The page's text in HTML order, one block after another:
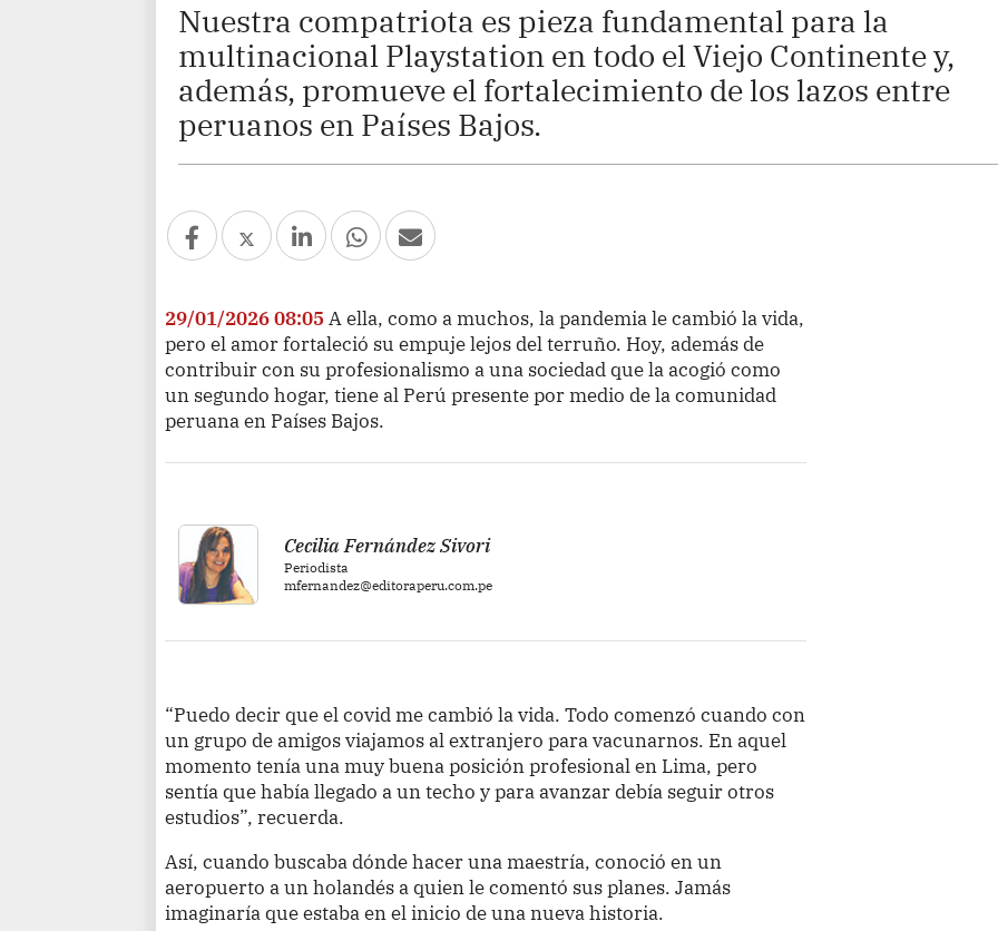
Nuestra compatriota es pieza fundamental para la
multinacional Playstation en todo el Viejo Continente y,
además, promueve el fortalecimiento de los lazos entre
peruanos en Países Bajos.
29/01/2026 08:05A ella, como a muchos, la pandemia le cambió la vida,
pero el amor fortaleció su empuje lejos del terruño. Hoy, además de
contribuir con su profesionalismo a una sociedad que la acogió como
un segundo hogar, tiene al Perú presente por medio de la comunidad
peruana en Países Bajos.
Cecilia Fernández Sivori
Periodista
mfernandez@editoraperu.com.pe
“Puedo decir que el covid me cambió la vida. Todo comenzó cuando con
un grupo de amigos viajamos al extranjero para vacunarnos. En aquel
momento tenía una muy buena posición profesional en Lima, pero
sentía que había llegado a un techo y para avanzar debía seguir otros
estudios”, recuerda.
Así, cuando buscaba dónde hacer una maestría, conoció en un
aeropuerto a un holandés a quien le comentó sus planes. Jamás
imaginaría que estaba en el inicio de una nueva historia.